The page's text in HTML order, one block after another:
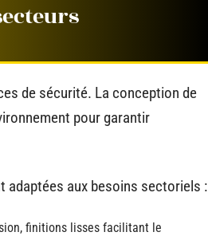
de sécurité. La conception de
pour garantir
adaptées aux besoins sectoriels :
finitions lisses facilitant le